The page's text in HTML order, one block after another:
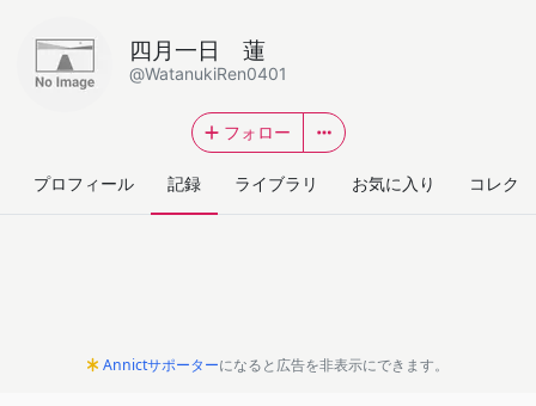
四月一日 蓮
@WatanukiRen0401
フォロー
プロフィール 記録 ライブラリ お気に入り コレク
Annictサポーターになると広告を非表示にできます。